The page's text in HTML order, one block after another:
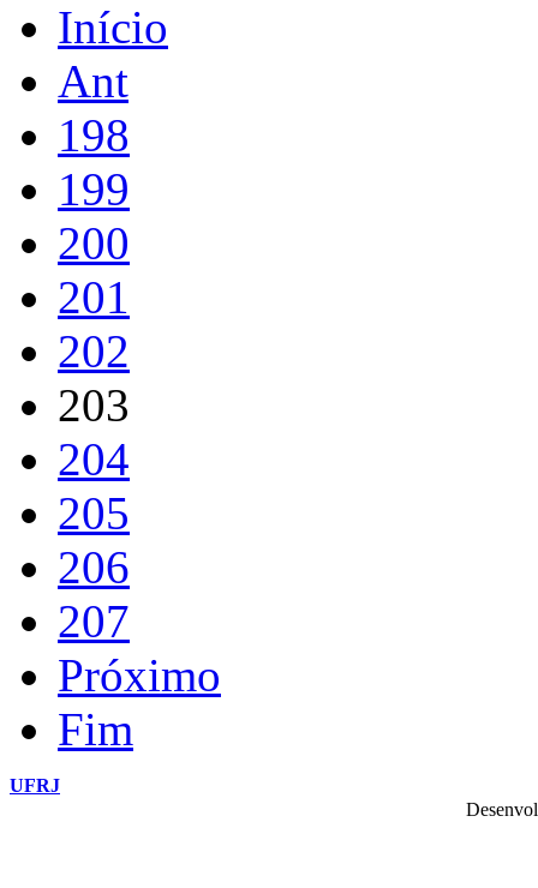
Início
Ant
198
199
200
201
202
203
204
205
206
207
Próximo
Fim
UFRJ